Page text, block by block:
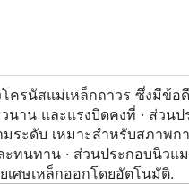
ครนัสแม่เหล็กถาวร ซึ่งมีข้อ
นาน และแรงบิดคงที่ · ส่วน
ระดับ เหมาะสำหรับสภาพก
ทนทาน · ส่วนประกอบนิวแ
ศษเหล็กออกโดยอัตโนมัติ.